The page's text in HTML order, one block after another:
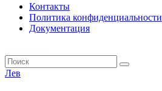
Контакты
Политика конфиденциальности
Документация
Лев